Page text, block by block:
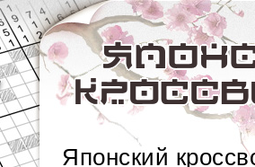
Японский